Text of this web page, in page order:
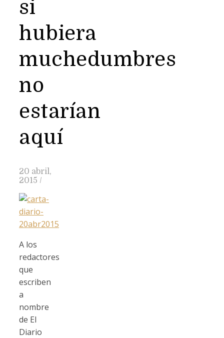
si
hubiera
muchedumbres
no
estarían
aquí
20 abril,
2015 /
A los
redactores
que
escriben
a
nombre
de El
Diario